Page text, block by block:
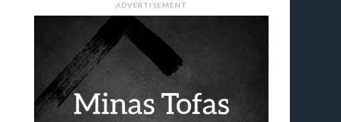
ADVERTISEMENT